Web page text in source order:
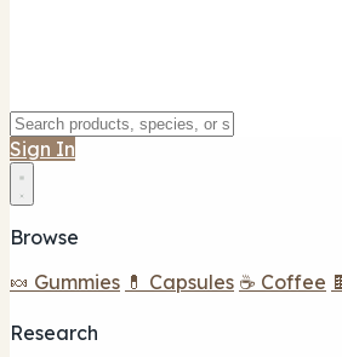
Sign In
Browse
🍬 Gummies 💊 Capsules ☕ Coffee
Research